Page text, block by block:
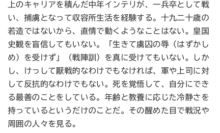
上のキャリアを積んだ中年インテリが、一兵卒として戦
い、捕虜となって収容所生活を経験する。十九二十歳の
若造ではないから、直情で動くようなことはない。皇国
史観を盲信してもいない。「生きて虜囚の辱（はずかし
め）を受けず」（戦陣訓）を真に受けてもいない。しか
し、けっして厭戦的なわけでもなければ、軍や上司に対
して反抗的なわけでもない。死を覚悟して、自分にでき
る最善のことをしている。年齢と教養に応じた冷静さを
持っているというだけのことだ。その醒めた目で戦況や
周囲の人々を見る。